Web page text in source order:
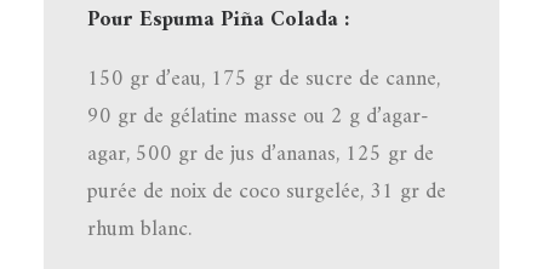
Pour Espuma Piña Colada :
150 gr d’eau, 175 gr de sucre de canne,
90 gr de gélatine masse ou 2 g d’agar-
agar, 500 gr de jus d’ananas, 125 gr de
purée de noix de coco surgelée, 31 gr de
rhum blanc.